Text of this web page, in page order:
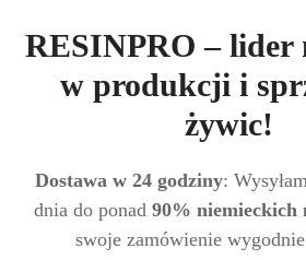
RESINPRO – lider
w produkcji i
żywic!
Dostawa w 24 godziny:
dnia do ponad 90% niemieckich
swoje zamówienie